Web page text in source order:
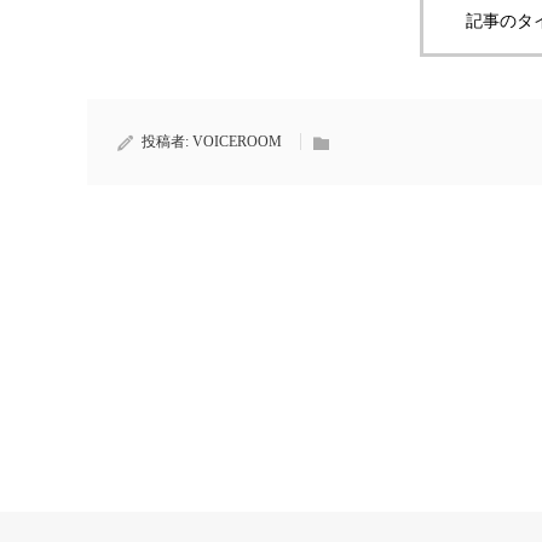
記事のタ
投稿者: VOICEROOM